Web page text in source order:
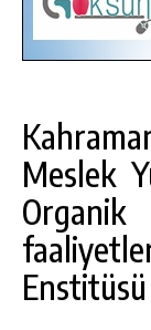
Meslek
Organik